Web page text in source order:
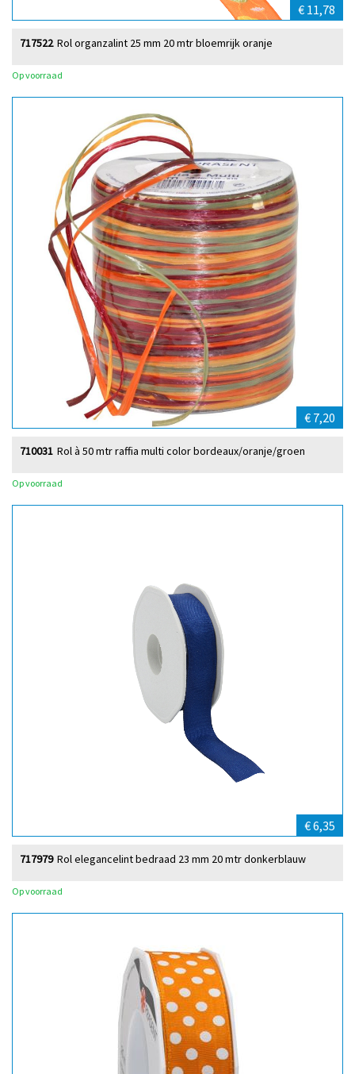
€ 11,78
Rol organzalint 25 mm 20 mtr bloemrijk oranje
717522
Op voorraad
€ 7,20
Rol à 50 mtr raffia multi color bordeaux/oranje/groen
710031
Op voorraad
€ 6,35
Rol elegancelint bedraad 23 mm 20 mtr donkerblauw
717979
Op voorraad